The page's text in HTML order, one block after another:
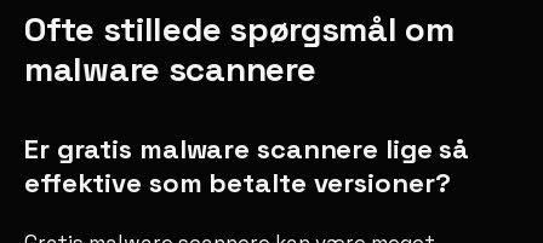
Ofte stillede spørgsmål om
malware scannere
Er gratis malware scannere lige så
effektive som betalte versioner?